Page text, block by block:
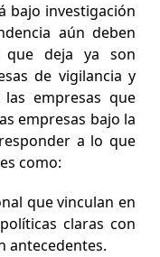
bajo investigación
aún deben
que deja ya son
de vigilancia y
empresas que
empresas bajo la
a lo que
como:
que vinculan en
claras con
antecedentes.